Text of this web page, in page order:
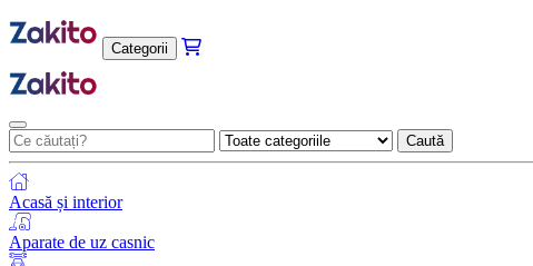
Categorii
Caută
Acasă și interior
Aparate de uz casnic